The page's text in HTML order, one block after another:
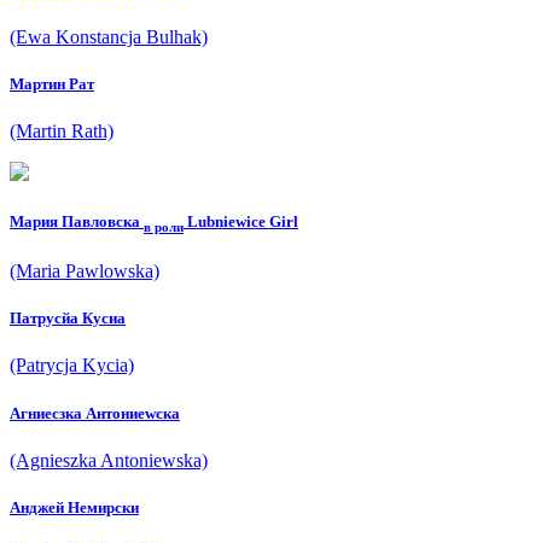
(Ewa Konstancja Bulhak)
Мартин Рат
(Martin Rath)
Мария Павловска в роли Lubniewice Girl
(Maria Pawlowska)
Патрycйа Кycиа
(Patrycja Kycia)
Агниесзка Антониеwска
(Agnieszka Antoniewska)
Анджей Немирски